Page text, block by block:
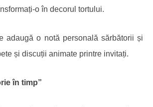
o în decorul tortului.
adaugă o notă personală sărbătorii și
și discuții animate printre invitați.
în timp”